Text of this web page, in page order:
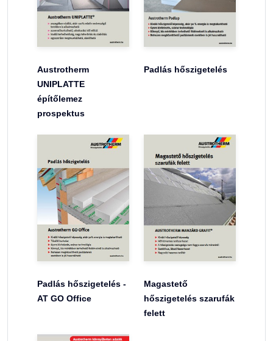
Austrotherm
UNIPLATTE
építőlemez
prospektus
Padlás hőszigetelés
Padlás hőszigetelés -
AT GO Office
Magastető
hőszigetelés szarufák
felett